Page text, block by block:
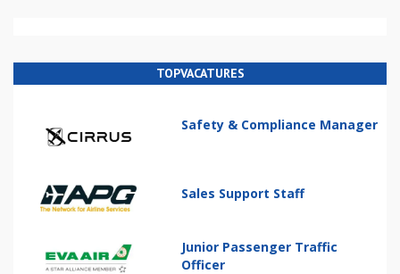
TOPVACATURES
Safety & Compliance Manager
Sales Support Staff
Junior Passenger Traffic
Officer